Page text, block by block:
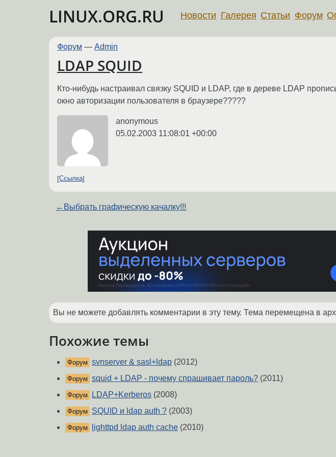
LINUX.ORG.RU Новости Галерея Статьи Форум
Форум — Admin
LDAP SQUID
Кто-нибудь настраивал связку SQUID и LDAP, где в дереве LDAP
окно авторизации пользователя в браузере?????
anonymous
05.02.2003 11:08:01 +00:00
Ссылка
← Выбрать графическую качалку!!!
Вы не можете добавлять комментарии в эту тему. Тема перемещена в
Похожие темы
Форум svnserver & sasl+ldap (2012)
Форум squid + LDAP - почему спрашивает пароль? (2011)
Форум LDAP+Kerberos (2008)
Форум SQUID и ldap auth ? (2003)
Форум lighttpd ldap auth cache (2010)